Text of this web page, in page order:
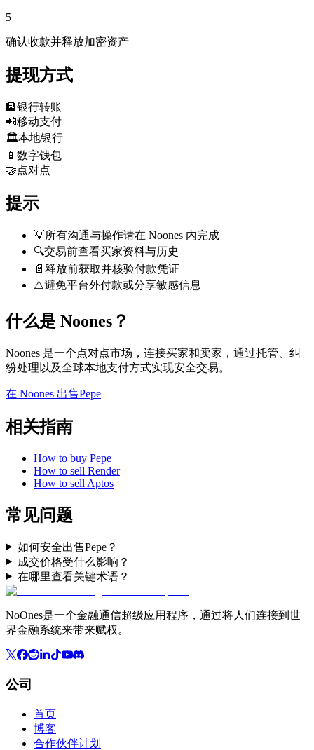
5
确认收款并释放加密资产
提现方式
🏦银行转账
📲移动支付
🏛️本地银行
📱 数字钱包
🤝点对点
提示
💡所有沟通与操作请在 Noones 内完成
🔍交易前查看买家资料与历史
📄 释放前获取并核验付款凭证
⚠️避免平台外付款或分享敏感信息
什么是 Noones？
Noones 是一个点对点市场，连接买家和卖家，通过托管、纠
纷处理以及全球本地支付方式实现安全交易。
在 Noones 出售Pepe
相关指南
How to buy Pepe
How to sell Render
How to sell Aptos
常见问题
如何安全出售Pepe？
成交价格受什么影响？
在哪里查看关键术语？
NoOnes是一个金融通信超级应用程序，通过将人们连接到世
界金融系统来带来赋权。
公司
首页
博客
合作伙伴计划